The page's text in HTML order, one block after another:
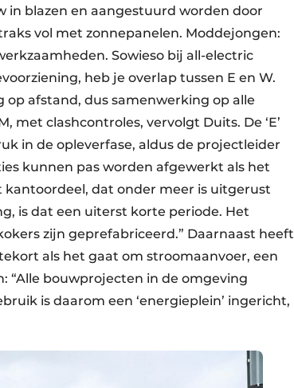
in blazen en aangestuurd worden door
vol met zonnepanelen. Moddejongen:
Sowieso bij all-electric
heb je overlap tussen E en W.
afstand, dus samenwerking op alle
met clashcontroles, vervolgt Duits. De ‘E’
in de opleverfase, aldus de projectleider
kunnen pas worden afgewerkt als het
dat onder meer is uitgerust
is dat een uiterst korte periode. Het
zijn geprefabriceerd.” Daarnaast heeft
als het gaat om stroomaanvoer, een
“Alle bouwprojecten in de omgeving
is daarom een ‘energieplein’ ingericht,